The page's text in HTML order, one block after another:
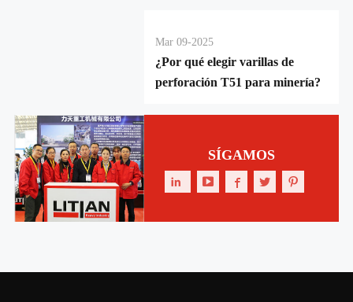
Mar 09-2025
¿Por qué elegir varillas de
perforación T51 para minería?
SÍGAMOS
    